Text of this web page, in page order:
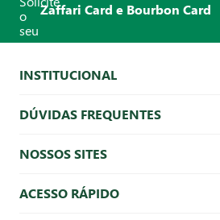
Zaffari Card e Bourbon Card
INSTITUCIONAL
DÚVIDAS FREQUENTES
NOSSOS SITES
ACESSO RÁPIDO